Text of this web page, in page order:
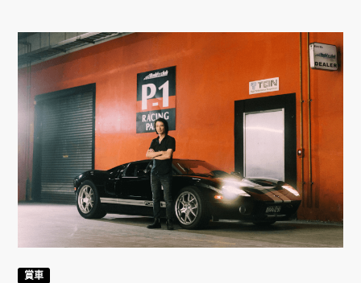
賞車